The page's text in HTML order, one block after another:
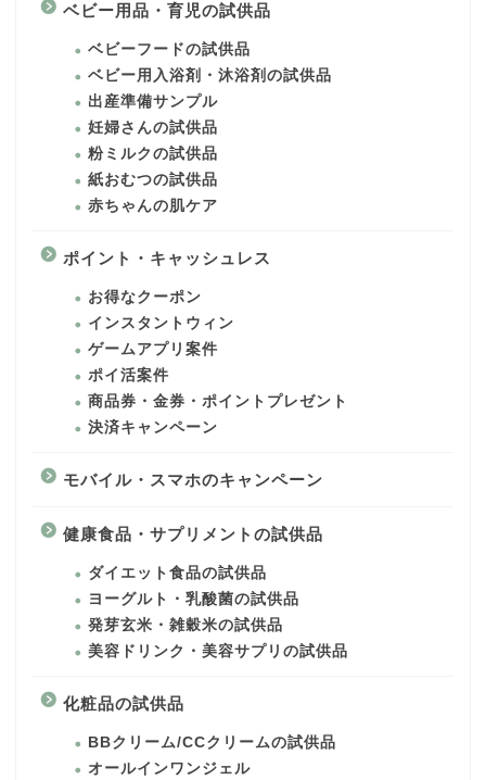
ベビー用品・育児の試供品
ベビーフードの試供品
ベビー用入浴剤・沐浴剤の試供品
出産準備サンプル
妊婦さんの試供品
粉ミルクの試供品
紙おむつの試供品
赤ちゃんの肌ケア
ポイント・キャッシュレス
お得なクーポン
インスタントウィン
ゲームアプリ案件
ポイ活案件
商品券・金券・ポイントプレゼント
決済キャンペーン
モバイル・スマホのキャンペーン
健康食品・サプリメントの試供品
ダイエット食品の試供品
ヨーグルト・乳酸菌の試供品
発芽玄米・雑穀米の試供品
美容ドリンク・美容サプリの試供品
化粧品の試供品
BBクリーム/CCクリームの試供品
オールインワンジェル